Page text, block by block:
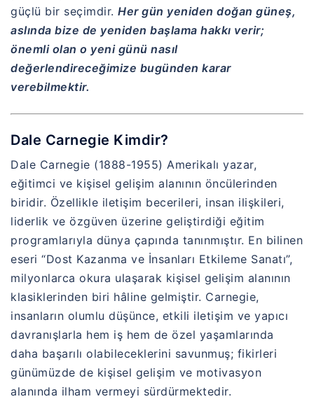
güçlü bir seçimdir. Her gün yeniden doğan güneş,
aslında bize de yeniden başlama hakkı verir;
önemli olan o yeni günü nasıl
değerlendireceğimize bugünden karar
verebilmektir.
Dale Carnegie Kimdir?
Dale Carnegie (1888-1955) Amerikalı yazar,
eğitimci ve kişisel gelişim alanının öncülerinden
biridir. Özellikle iletişim becerileri, insan ilişkileri,
liderlik ve özgüven üzerine geliştirdiği eğitim
programlarıyla dünya çapında tanınmıştır. En bilinen
eseri “Dost Kazanma ve İnsanları Etkileme Sanatı”,
milyonlarca okura ulaşarak kişisel gelişim alanının
klasiklerinden biri hâline gelmiştir. Carnegie,
insanların olumlu düşünce, etkili iletişim ve yapıcı
davranışlarla hem iş hem de özel yaşamlarında
daha başarılı olabileceklerini savunmuş; fikirleri
günümüzde de kişisel gelişim ve motivasyon
alanında ilham vermeyi sürdürmektedir.